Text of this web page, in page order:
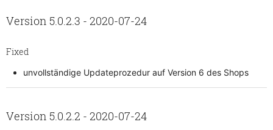
Version 5.0.2.3 - 2020-07-24
Fixed
unvollständige Updateprozedur auf Version 6 des Shops
Version 5.0.2.2 - 2020-07-24